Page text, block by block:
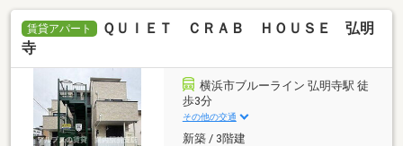
賃貸アパート
ＱＵＩＥＴ ＣＲＡＢ ＨＯＵＳＥ 弘明
寺
横浜市ブルーライン 弘明寺駅 徒
歩3分
その他の交通
新築 / 3階建